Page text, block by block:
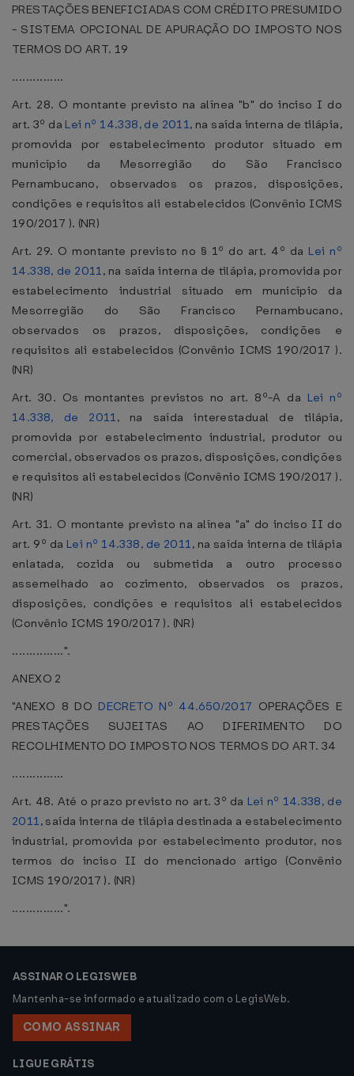
PRESTAÇÕES BENEFICIADAS COM CRÉDITO PRESUMIDO
- SISTEMA OPCIONAL DE APURAÇÃO DO IMPOSTO NOS
TERMOS DO ART. 19
...............
Art. 28. O montante previsto na alínea "b" do inciso I do
art. 3º da Lei nº 14.338, de 2011, na saída interna de tilápia,
promovida por estabelecimento produtor situado em
município da Mesorregião do São Francisco
Pernambucano, observados os prazos, disposições,
condições e requisitos ali estabelecidos (Convênio ICMS
190/2017 ). (NR)
Art. 29. O montante previsto no § 1º do art. 4º da Lei nº
14.338, de 2011, na saída interna de tilápia, promovida por
estabelecimento industrial situado em município da
Mesorregião do São Francisco Pernambucano,
observados os prazos, disposições, condições e
requisitos ali estabelecidos (Convênio ICMS 190/2017 ).
(NR)
Art. 30. Os montantes previstos no art. 8º-A da Lei nº
14.338, de 2011, na saída interestadual de tilápia,
promovida por estabelecimento industrial, produtor ou
comercial, observados os prazos, disposições, condições
e requisitos ali estabelecidos (Convênio ICMS 190/2017 ).
(NR)
Art. 31. O montante previsto na alínea "a" do inciso II do
art. 9º da Lei nº 14.338, de 2011, na saída interna de tilápia
enlatada, cozida ou submetida a outro processo
assemelhado ao cozimento, observados os prazos,
disposições, condições e requisitos ali estabelecidos
(Convênio ICMS 190/2017 ). (NR)
...............".
ANEXO 2
"ANEXO 8 DO DECRETO Nº 44.650/2017 OPERAÇÕES E
PRESTAÇÕES SUJEITAS AO DIFERIMENTO DO
RECOLHIMENTO DO IMPOSTO NOS TERMOS DO ART. 34
...............
Art. 48. Até o prazo previsto no art. 3º da Lei nº 14.338, de
2011, saída interna de tilápia destinada a estabelecimento
industrial, promovida por estabelecimento produtor, nos
termos do inciso II do mencionado artigo (Convênio
ICMS 190/2017 ). (NR)
...............".
ASSINAR O LEGISWEB
Mantenha-se informado e atualizado com o LegisWeb.
COMO ASSINAR
LIGUE GRÁTIS